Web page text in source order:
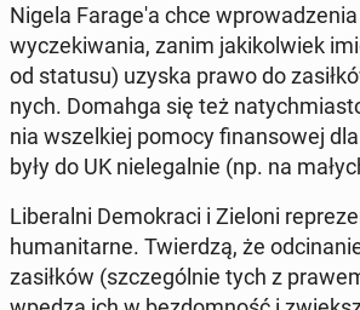
Nigela Fa­ra­ge­'a chce
wy­cze­ki­wa­nia, zanim ja­ki­kol­wiek
od statusu) uzyska prawo do
nych. Domahga się też
nia wszel­kiej pomocy fi­nan­so­wej
by­ły do UK nie­le­gal­nie (np. na
Li­be­ral­ni De­mo­kra­ci i Zieloni
hu­ma­ni­tar­ne. Twier­dzą, że
za­sił­ków (szcze­gól­nie tych z